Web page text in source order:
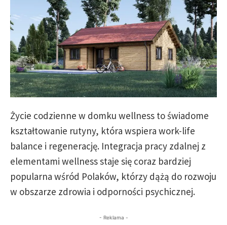
Życie codzienne w domku wellness to świadome
kształtowanie rutyny, która wspiera work-life
balance i regenerację. Integracja pracy zdalnej z
elementami wellness staje się coraz bardziej
popularna wśród Polaków, którzy dążą do rozwoju
w obszarze zdrowia i odporności psychicznej.
- Reklama -